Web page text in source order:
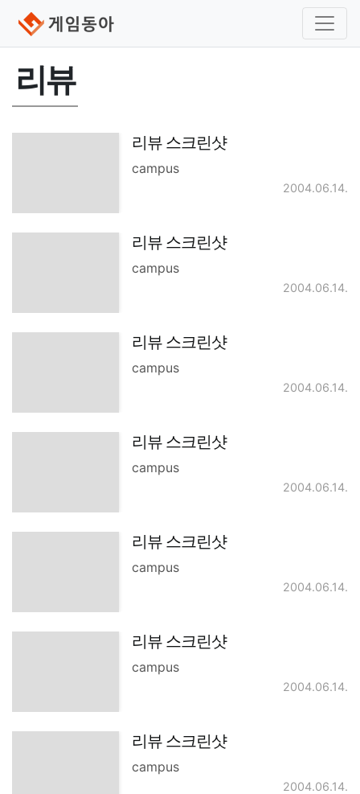
리뷰
리뷰 스크린샷
campus
2004.06.14.
리뷰 스크린샷
campus
2004.06.14.
리뷰 스크린샷
campus
2004.06.14.
리뷰 스크린샷
campus
2004.06.14.
리뷰 스크린샷
campus
2004.06.14.
리뷰 스크린샷
campus
2004.06.14.
리뷰 스크린샷
campus
2004.06.14.